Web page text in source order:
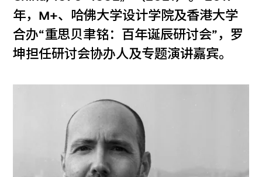
年，M+、哈佛大学设计学院及香港大学
合办“重思贝聿铭：百年诞辰研讨会”，罗
坤担任研讨会协办人及专题演讲嘉宾。